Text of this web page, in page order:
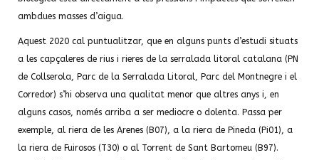
ambdues masses d’aigua.
Aquest 2020 cal puntualitzar, que en alguns punts d’estudi situats
a les capçaleres de rius i rieres de la serralada litoral catalana (PN
de Collserola, Parc de la Serralada Litoral, Parc del Montnegre i el
Corredor) s’hi observa una qualitat menor que altres anys i, en
alguns casos, només arriba a ser mediocre o dolenta. Passa per
exemple, al riera de les Arenes (B07), a la riera de Pineda (Pi01), a
la riera de Fuirosos (T30) o al Torrent de Sant Bartomeu (B97).